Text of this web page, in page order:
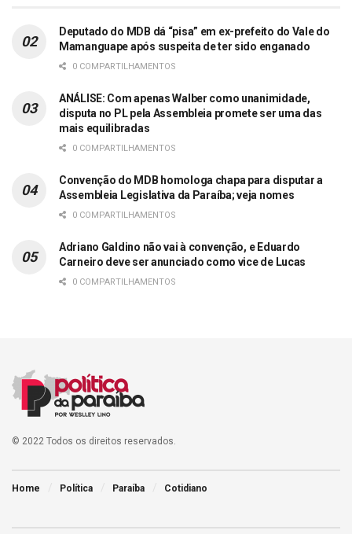
Deputado do MDB dá “pisa” em ex-prefeito do Vale do
Mamanguape após suspeita de ter sido enganado
0 COMPARTILHAMENTOS
ANÁLISE: Com apenas Walber como unanimidade,
disputa no PL pela Assembleia promete ser uma das
mais equilibradas
0 COMPARTILHAMENTOS
Convenção do MDB homologa chapa para disputar a
Assembleia Legislativa da Paraíba; veja nomes
0 COMPARTILHAMENTOS
Adriano Galdino não vai à convenção, e Eduardo
Carneiro deve ser anunciado como vice de Lucas
0 COMPARTILHAMENTOS
© 2022 Todos os direitos reservados.
Home Política Paraíba Cotidiano